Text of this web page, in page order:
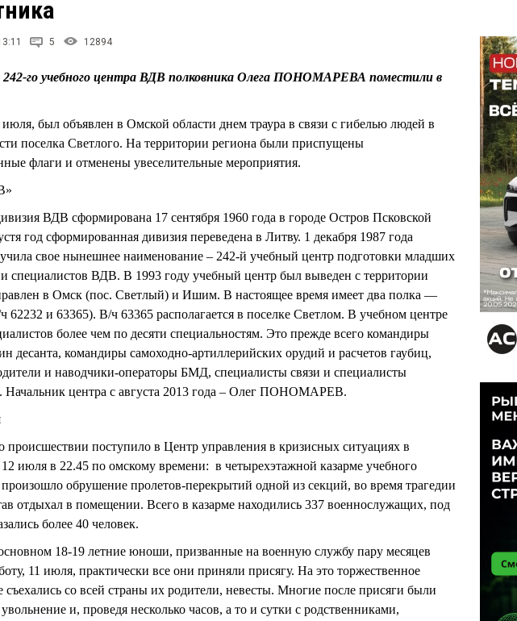
5 12894
242-го учебного центра ВДВ полковника Олега ПОНОМАРЕВА поместили в
был объявлен в Омской области днем траура в связи с гибелью людей в
поселка Светлого. На территории региона были приспущены
флаги и отменены увеселительные мероприятия.
ВДВ сформирована 17 сентября 1960 года в городе Остров Псковской
год сформированная дивизия переведена в Литву. 1 декабря 1987 года
свое нынешнее наименование – 242-й учебный центр подготовки младших
специалистов ВДВ. В 1993 году учебный центр был выведен с территории
в Омск (пос. Светлый) и Ишим. В настоящее время имеет два полка —
62232 и 63365). В/ч 63365 располагается в поселке Светлом. В учебном центре
более чем по десяти специальностям. Это прежде всего командиры
десанта, командиры самоходно-артиллерийских орудий и расчетов гаубиц,
и наводчики-операторы БМД, специалисты связи и специалисты
Начальник центра с августа 2013 года – Олег ПОНОМАРЕВ.
происшествии поступило в Центр управления в кризисных ситуациях в
12 июля в 22.45 по омскому времени: в четырехэтажной казарме учебного
обрушение пролетов-перекрытий одной из секций, во время трагедии
отдыхал в помещении. Всего в казарме находились 337 военнослужащих, под
более 40 человек.
18-19 летние юноши, призванные на военную службу пару месяцев
11 июля, практически все они приняли присягу. На это торжественное
съехались со всей страны их родители, невесты. Многие после присяги были
и, проведя несколько часов, а то и сутки с родственниками,